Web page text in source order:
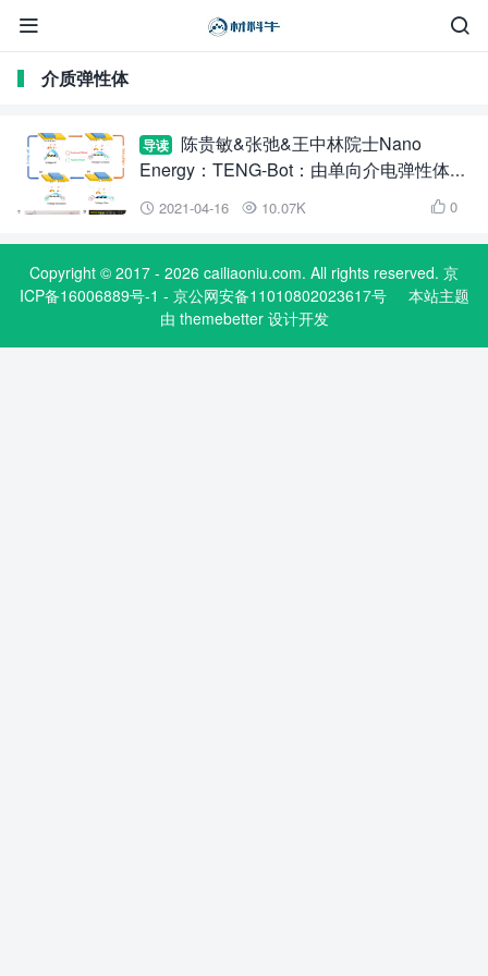


介质弹性体
导读
陈贵敏&张弛&王中林院士Nano
Energy：TENG-Bot：由单向介电弹性体制
成的摩擦纳米发电机直驱式的软体机器人
 2021-04-16  10.07K  0
Copyright © 2017 - 2026 cailiaoniu.com. All rights reserved. 京
ICP备16006889号-1 - 京公网安备11010802023617号
本站主题
由 themebetter设计开发